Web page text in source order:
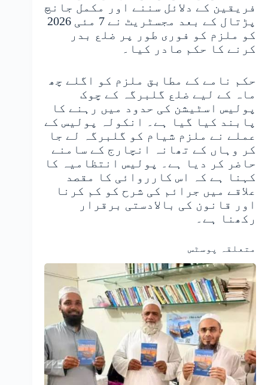
فریقین کے دلائل سننے اور مکمل جانچ
پڑتال کے بعد مجسٹریٹ نے 7 مئی 2026
کو ملزم کو فوری طور پر ضلع بدر
کرنے کا حکم صادر کیا۔
حکم نامے کے مطابق ملزم کو اگلے چھ
ماہ کے لیے ضلع گلبرگہ کے چوک
پولیس اسٹیشن کی حدود میں رہنے کا
پابند کیا گیا ہے۔ انکولہ پولیس کے
عملے نے ملزم شیام کو گلبرگہ لے جا
کر وہاں کے تھانہ انچارج کے سامنے
حاضر کر دیا ہے۔ پولیس انتظامیہ کا
کہنا ہے کہ اس کارروائی کا مقصد
علاقے میں جرائم کی شرح کو کم کرنا
اور قانون کی بالادستی برقرار
رکھنا ہے۔
متعلقہ پوسٹس